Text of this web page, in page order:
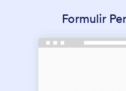
Formulir